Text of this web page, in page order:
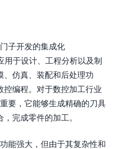
子开发的集成化
于设计、工程分析以及制
、仿真、装配和后处理功
编程。对于数控加工行业
要，它能够生成精确的刀具
完成零件的加工。
能强大，但由于其复杂性和